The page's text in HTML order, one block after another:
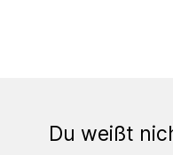
Du weißt